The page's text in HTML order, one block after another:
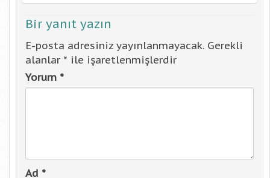
Bir yanıt yazın
E-posta adresiniz yayınlanmayacak. Gerekli
alanlar * ile işaretlenmişlerdir
Yorum *
Ad *